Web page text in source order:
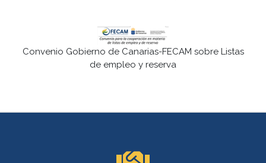
Convenio Gobierno de Canarias-FECAM sobre Listas
de empleo y reserva